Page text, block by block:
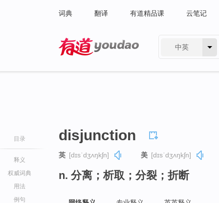
词典 翻译 有道精品课 云笔记
中英
目录
释义
权威词典
用法
例句
disjunction
英 [dɪsˈdʒʌŋkʃn] 美 [dɪsˈdʒʌŋkʃn]
n. 分离；析取；分裂；折断